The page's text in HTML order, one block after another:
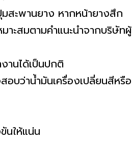
มสะพานยาง หากหน้ายางสึก
าะสมตามคำแนะนำจากบริษัทผู้
านได้เป็นปกติ
อบว่าน้ำมันเครื่องเปลี่ยนสีหรือ
นให้แน่น